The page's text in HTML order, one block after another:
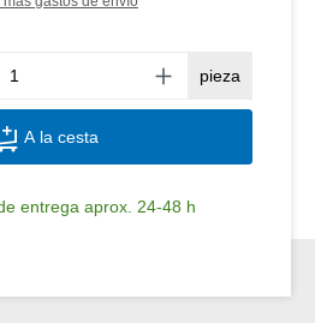
pieza
A la cesta
entrega aprox. 24-48 h